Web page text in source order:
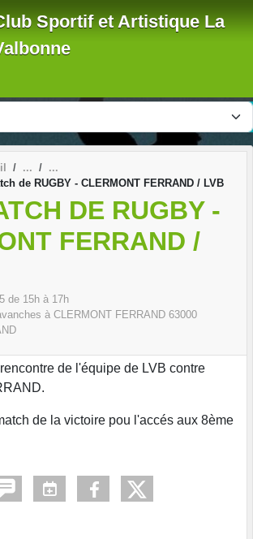
Sportif et Artistique La
de RUGBY - CLERMONT FERRAND / LVB
DE RUGBY -
FERRAND /
de 15h à 17h
à CLERMONT FERRAND 63000
de l'équipe de LVB contre
de la victoire pou l'accés aux 8ème